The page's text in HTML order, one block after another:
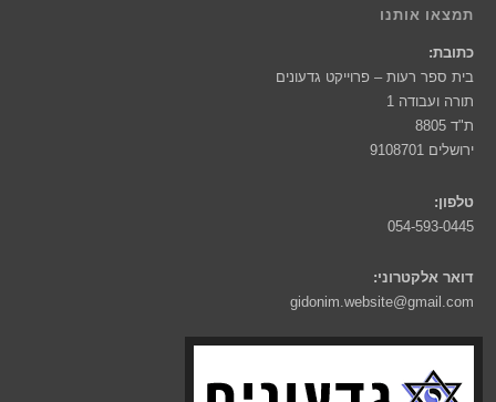
תמצאו אותנו
כתובת:
בית ספר רעות – פרוייקט גדעונים
תורה ועבודה 1
ת"ד 8805
ירושלים 9108701
טלפון:
054-593-0445
דואר אלקטרוני:
gidonim.website@gmail.com